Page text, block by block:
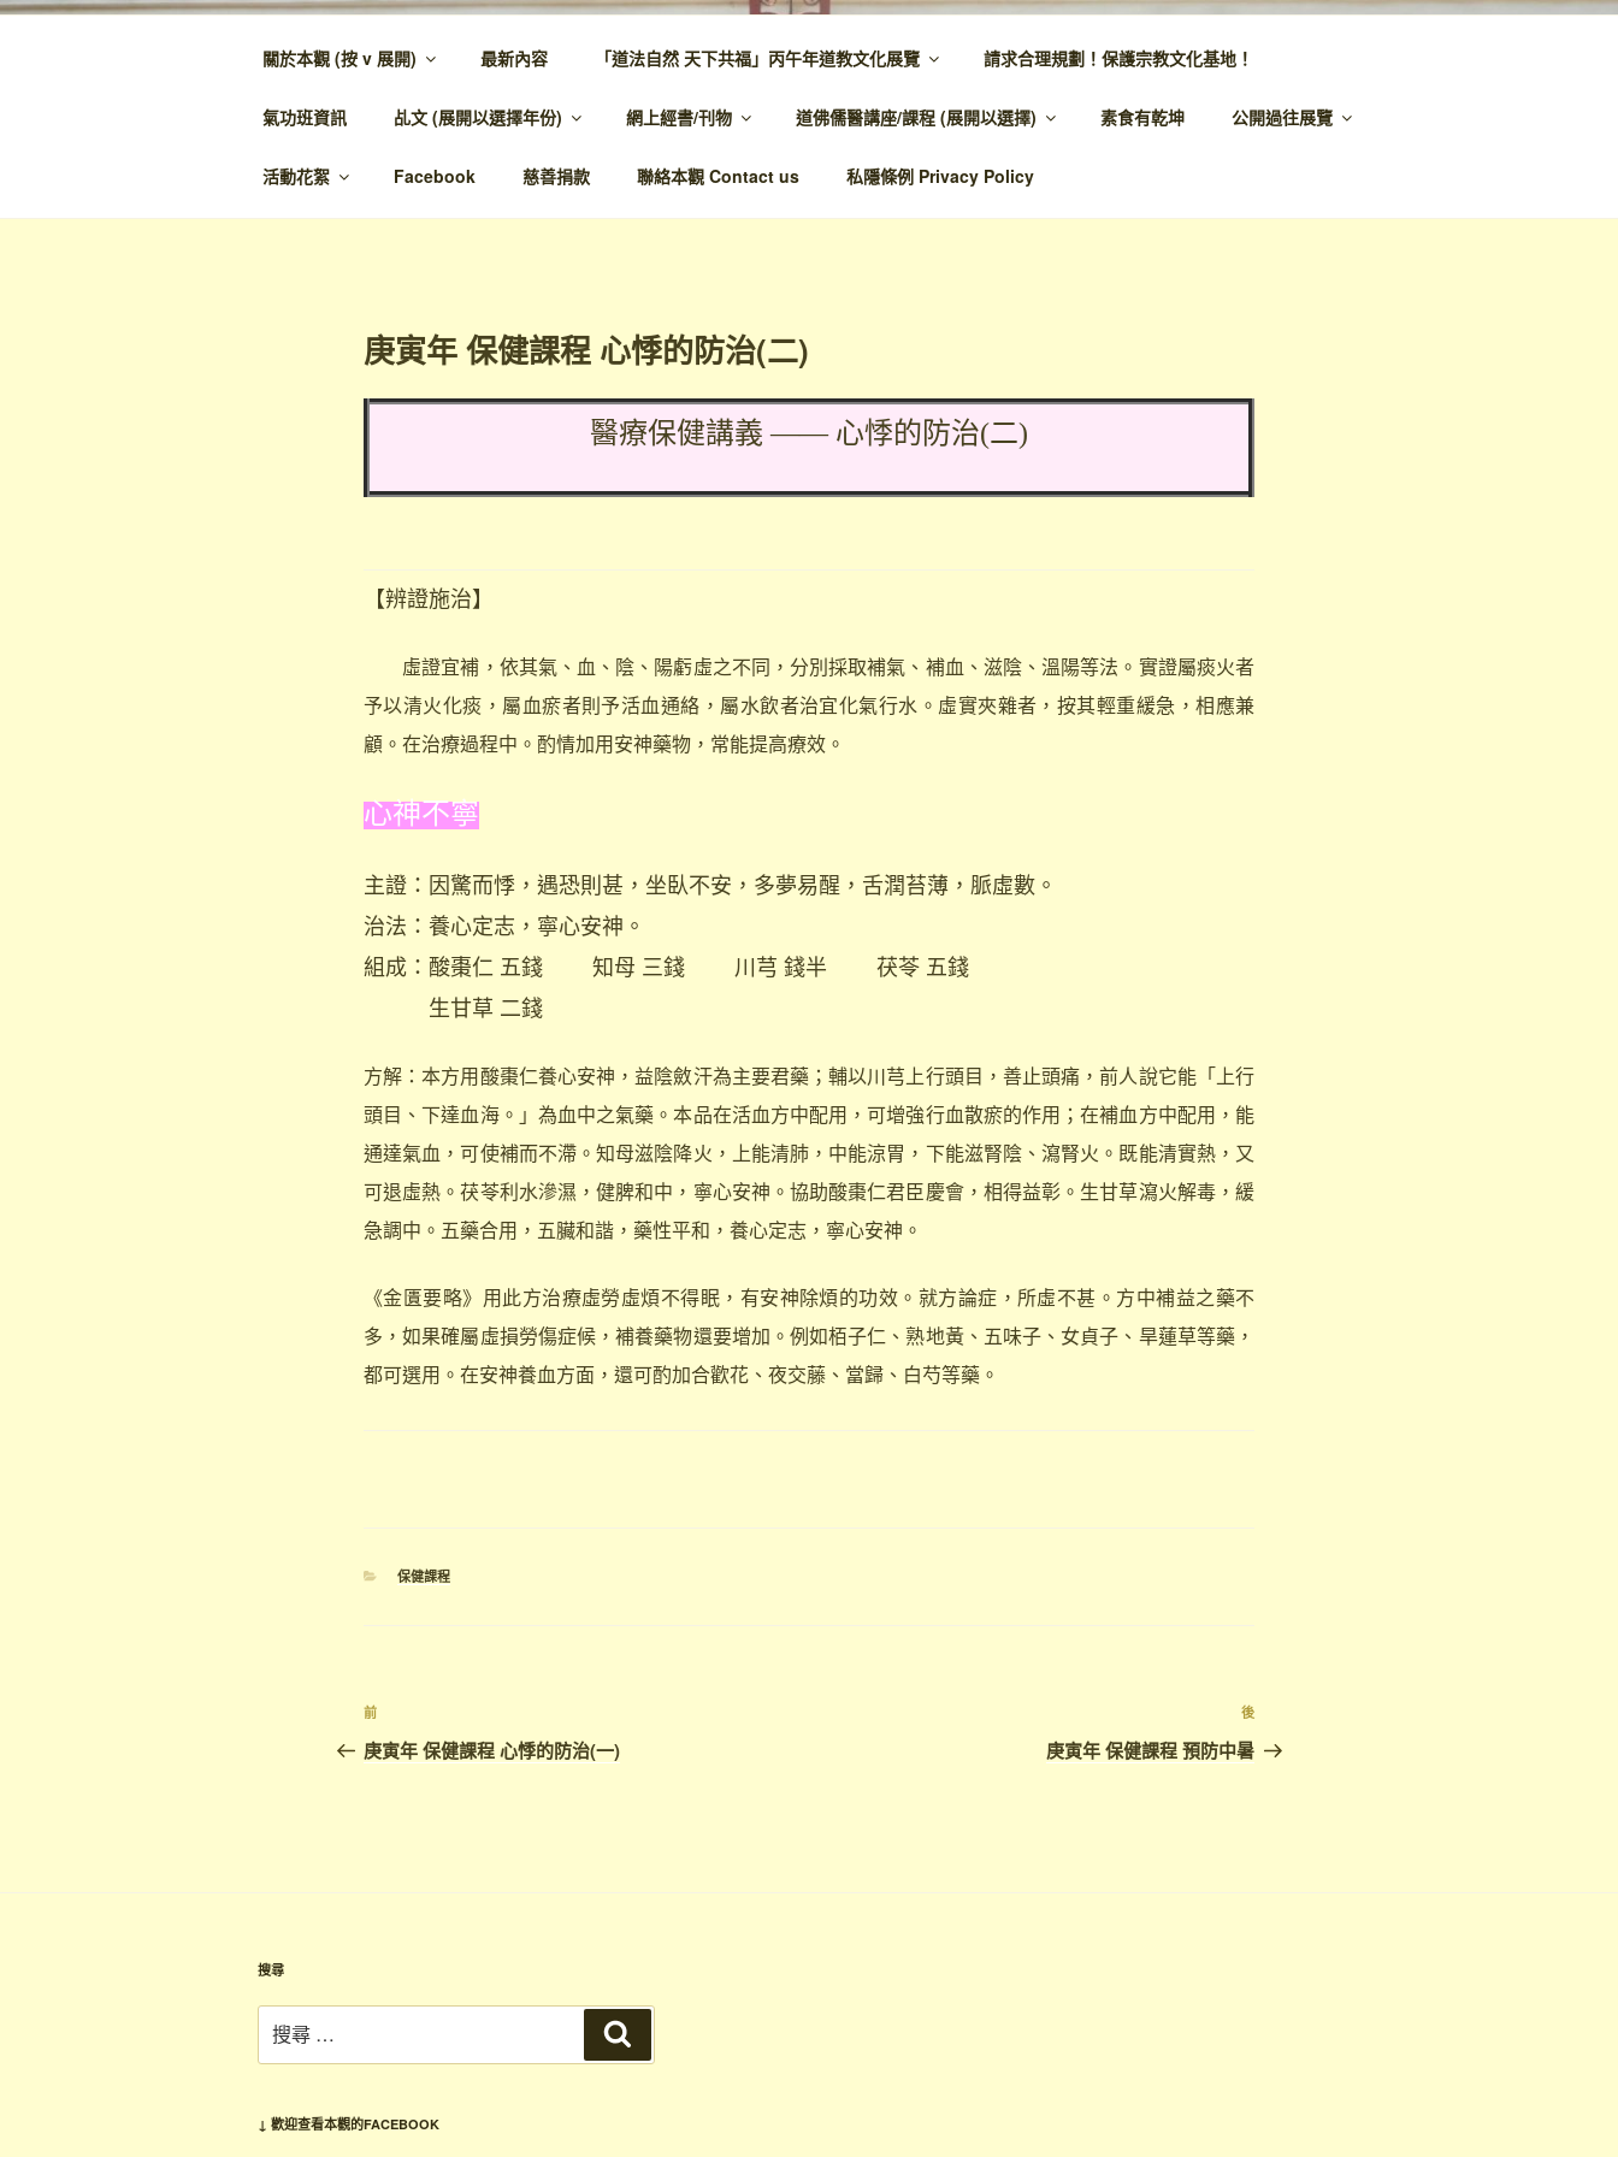
跳
金蘭觀 – 主網頁
金蘭至誠，神人溫馨，代天宣化，百業昌興
關於本觀 (按 v 展開) 最新內容 「道法自然 天下共福」丙午年道教文化展覽 請求合理規劃！保護宗教文化基地！
氣功班資訊 乩文 (展開以選擇年份) 網上經書/刊物 道佛儒醫講座/課程 (展開以選擇) 素食有乾坤 公開過往展覽
活動花絮 Facebook 慈善捐款 聯絡本觀 Contact us 私隱條例 Privacy Policy
庚寅年 保健課程 心悸的防治(二)
醫療保健講義 —— 心悸的防治(二)
【辨證施治】
虛證宜補，依其氣、血、陰、陽虧虛之不同，分別採取補氣、補血、滋陰、溫陽等法。實證屬痰火者
予以清火化痰，屬血瘀者則予活血通絡，屬水飲者治宜化氣行水。虛實夾雜者，按其輕重緩急，相應兼
顧。在治療過程中。酌情加用安神藥物，常能提高療效。
心神不寧
主證：因驚而悸，遇恐則甚，坐臥不安，多夢易醒，舌潤苔薄，脈虛數。
治法：養心定志，寧心安神。
組成：酸棗仁 五錢 知母 三錢 川芎 錢半 茯苓 五錢
生甘草 二錢
方解：本方用酸棗仁養心安神，益陰斂汗為主要君藥；輔以川芎上行頭目，善止頭痛，前人說它能「上行
頭目、下達血海。」為血中之氣藥。本品在活血方中配用，可增強行血散瘀的作用；在補血方中配用，能
通達氣血，可使補而不滯。知母滋陰降火，上能清肺，中能涼胃，下能滋腎陰、瀉腎火。既能清實熱，又
可退虛熱。茯苓利水滲濕，健脾和中，寧心安神。協助酸棗仁君臣慶會，相得益彰。生甘草瀉火解毒，緩
急調中。五藥合用，五臟和諧，藥性平和，養心定志，寧心安神。
《金匱要略》用此方治療虛勞虛煩不得眠，有安神除煩的功效。就方論症，所虛不甚。方中補益之藥不
多，如果確屬虛損勞傷症候，補養藥物還要增加。例如栢子仁、熟地黃、五味子、女貞子、旱蓮草等藥，
都可選用。在安神養血方面，還可酌加合歡花、夜交藤、當歸、白芍等藥。
分
保健課程
文
章
上
一
前
庚寅年 保健課程 心悸的防治(一)
下
篇
後
庚寅年 保健課程 預防中暑
搜尋
尋：
尋
↓ 歡迎查看本觀的FACEBOOK